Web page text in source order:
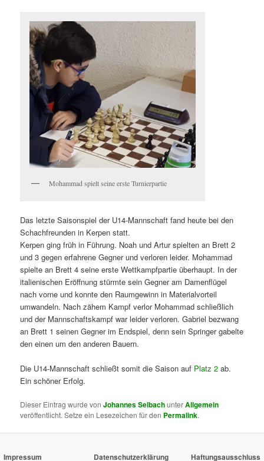
Mohammad spielt seine erste Turnierpartie
Das letzte Saisonspiel der U14-Mannschaft fand heute bei den
Schachfreunden in Kerpen statt.
Kerpen ging früh in Führung. Noah und Artur spielten an Brett 2
und 3 gegen erfahrene Gegner und verloren leider. Mohammad
spielte an Brett 4 seine erste Wettkampfpartie überhaupt. In der
italienischen Eröffnung stürmte sein Gegner am Damenflügel
nach vorne und konnte den Raumgewinn in Materialvorteil
umwandeln. Nach zähem Kampf verlor Mohammad schließlich
und der Mannschaftskampf war leider verloren. Gabriel bezwang
an Brett 1 seinen Gegner im Endspiel, denn sein Springer gabelte
den einen um den anderen Bauern.
Die U14-Mannschaft schließt somit die Saison auf Platz 2 ab.
Ein schöner Erfolg.
Dieser Eintrag wurde vonJohannes SelbachunterAllgemein
veröffentlicht. Setze ein Lesezeichen für den Permalink.
Impressum Datenschutzerklärung Haftungsausschluss